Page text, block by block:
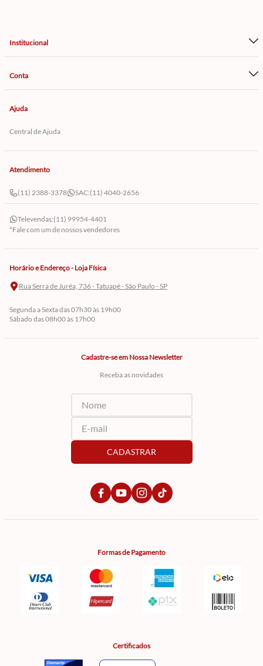
Institucional
Conta
Ajuda
Central de Ajuda
Atendimento
(11) 2388-3378 SAC:(11) 4040-2656
Televendas:(11) 99954-4401
*Fale com um de nossos vendedores
Horário e Endereço - Loja Física
Rua Serra de Juréa, 736 - Tatuapé - São Paulo - SP
Segunda a Sexta das 07h30 às 19h00
Sábado das 08h00 às 17h00
Cadastre-se em Nossa Newsletter
Receba as novidades
CADASTRAR
Formas de Pagamento
Certificados